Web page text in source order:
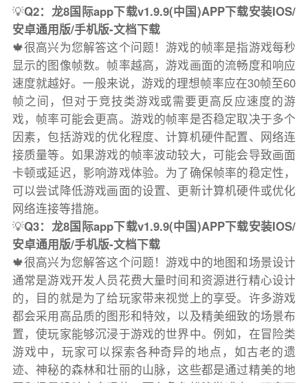
💡Q2：龙8国际app下载v1.9.9(中国)APP下载安装IOS/
安卓通用版/手机版-文档下载
🍁很高兴为您解答这个问题！游戏的帧率是指游戏每秒
显示的图像帧数。帧率越高，游戏画面的流畅度和响应
速度就越好。一般来说，游戏的理想帧率应在30帧至60
帧之间，但对于竞技类游戏或需要更高反应速度的游
戏，帧率可能会更高。游戏的帧率是否稳定取决于多个
因素，包括游戏的优化程度、计算机硬件配置、网络连
接质量等。如果游戏的帧率波动较大，可能会导致画面
卡顿或延迟，影响游戏体验。为了确保帧率的稳定性，
可以尝试降低游戏画面的设置、更新计算机硬件或优化
网络连接等措施。
💡Q3：龙8国际app下载v1.9.9(中国)APP下载安装IOS/
安卓通用版/手机版-文档下载
🍁很高兴为您解答这个问题！游戏中的地图和场景设计
通常是游戏开发人员花费大量时间和资源进行精心设计
的，目的就是为了给玩家带来视觉上的享受。许多游戏
都会采用高品质的图形和特效，以及精美细致的场景布
置，使玩家能够沉浸于游戏的世界中。例如，在冒险类
游戏中，玩家可以探索各种奇异的地点，如古老的遗
迹、神秘的森林和壮丽的山脉，这些都是通过精美的地